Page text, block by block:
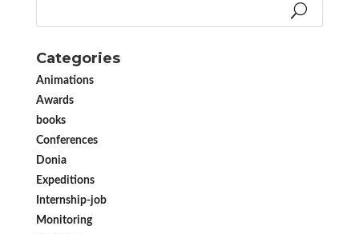
Categories
Animations
Awards
books
Conferences
Donia
Expeditions
Internship-job
Monitoring